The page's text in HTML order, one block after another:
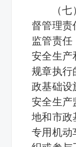
（
督管理责
监管责任
安全生产
规章执行
政基础设
安全生产
地和市政
专用机动